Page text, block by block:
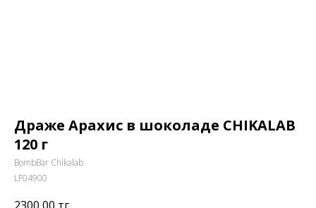
Драже Арахис в шоколаде CHIKALAB
120 г
BombBar Chikalab
LF04900